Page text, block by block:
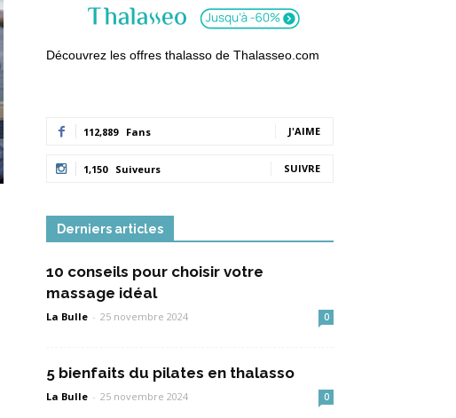
Découvrez les offres thalasso de Thalasseo.com
112,889 Fans J'AIME
1,150 Suiveurs SUIVRE
Derniers articles
10 conseils pour choisir votre
massage idéal
La Bulle - 25 novembre 2024 0
5 bienfaits du pilates en thalasso
La Bulle - 25 novembre 2024 0